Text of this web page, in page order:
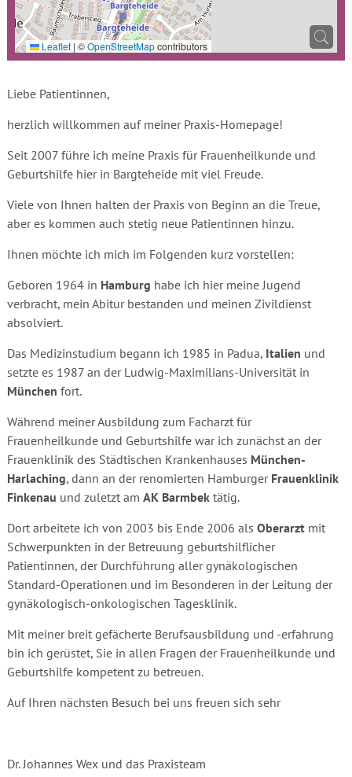
Leaflet | ©OpenStreetMapcontributors
Liebe Patientinnen,
herzlich willkommen auf meiner Praxis-Homepage!
Seit 2007 führe ich meine Praxis für Frauenheilkunde und
Geburtshilfe hier in Bargteheide mit viel Freude.
Viele von Ihnen halten der Praxis von Beginn an die Treue,
aber es kommen auch stetig neue Patientinnen hinzu.
Ihnen möchte ich mich im Folgenden kurz vorstellen:
Geboren 1964 in Hamburg habe ich hier meine Jugend
verbracht, mein Abitur bestanden und meinen Zivildienst
absolviert.
Das Medizinstudium begann ich 1985 in Padua, Italien und
setzte es 1987 an der Ludwig-Maximilians-Universität in
München fort.
Während meiner Ausbildung zum Facharzt für
Frauenheilkunde und Geburtshilfe war ich zunächst an der
Frauenklinik des Städtischen Krankenhauses München-
Harlaching, dann an der renomierten Hamburger Frauenklinik
Finkenau und zuletzt am AK Barmbektätig.
Dort arbeitete ich von 2003 bis Ende 2006 als Oberarztmit
Schwerpunkten in der Betreuung geburtshilflicher
Patientinnen, der Durchführung aller gynäkologischen
Standard-Operationen und im Besonderen in der Leitung der
gynäkologisch-onkologischen Tagesklinik.
Mit meiner breit gefächerte Berufsausbildung und -erfahrung
bin ich gerüstet, Sie in allen Fragen der Frauenheilkunde und
Geburtshilfe kompetent zu betreuen.
Auf Ihren nächsten Besuch bei uns freuen sich sehr
Dr. Johannes Wex und das Praxisteam